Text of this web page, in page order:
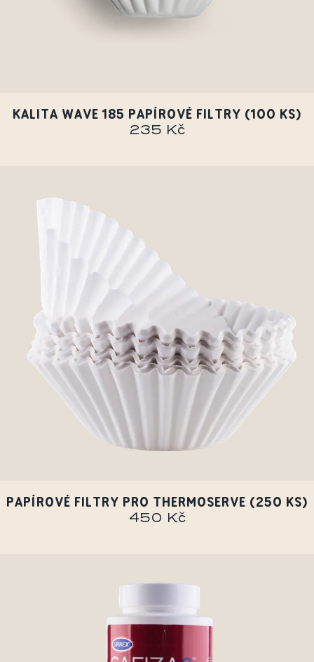
KALITA WAVE 185 PAPÍROVÉ FILTRY (100 KS)
235 Kč
PAPÍROVÉ FILTRY PRO THERMOSERVE (250 KS)
450 Kč